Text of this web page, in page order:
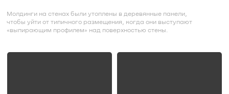
Молдинги на стенах были утоплены в деревянные панели,
чтобы уйти от типичного размещения, когда они выступают
«выпирающим профилем» над поверхностью стены.